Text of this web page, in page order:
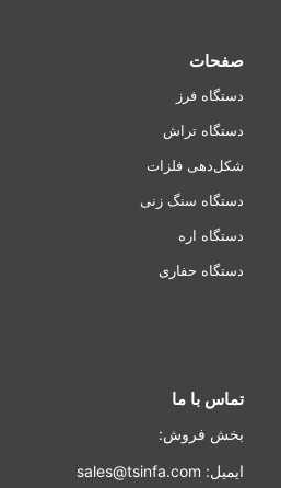
صفحات
دستگاه فرز
دستگاه تراش
شکل‌دهی فلزات
دستگاه سنگ زنی
دستگاه اره
دستگاه حفاری
تماس با ما
بخش فروش:
ایمیل: sales@tsinfa.com